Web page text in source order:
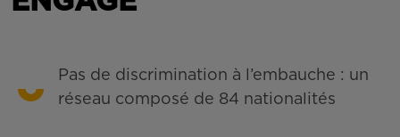
Pas de discrimination à l’embauche : un
réseau composé de 84 nationalités